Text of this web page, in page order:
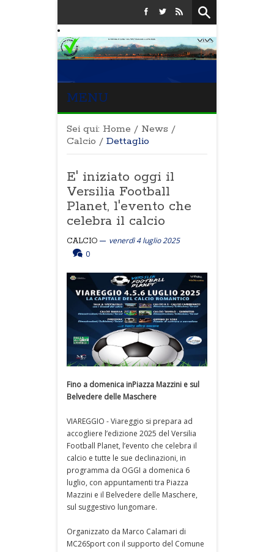
MENU
Sei qui: Home / News /
Calcio / Dettaglio
E' iniziato oggi il
Versilia Football
Planet, l'evento che
celebra il calcio
CALCIO
venerdì 4 luglio 2025
0
Fino a domenica inPiazza Mazzini e sul
Belvedere delle Maschere
VIAREGGIO - Viareggio si prepara ad
accogliere l’edizione 2025 del Versilia
Football Planet, l’evento che celebra il
calcio e tutte le sue declinazioni, in
programma da OGGI a domenica 6
luglio, con appuntamenti tra Piazza
Mazzini e il Belvedere delle Maschere,
sul suggestivo lungomare.
Organizzato da Marco Calamari di
MC26Sport con il supporto del Comune